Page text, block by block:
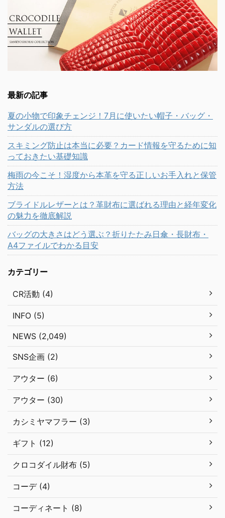
最新の記事
夏の小物で印象チェンジ！7月に使いたい帽子・バッグ・
サンダルの選び方
スキミング防止は本当に必要？カード情報を守るために知
っておきたい基礎知識
梅雨の今こそ！湿度から本革を守る正しいお手入れと保管
方法
ブライドルレザーとは？革財布に選ばれる理由と経年変化
の魅力を徹底解説
バッグの大きさはどう選ぶ？折りたたみ日傘・長財布・
A4ファイルでわかる目安
カテゴリー
CR活動 (4)
INFO (5)
NEWS (2,049)
SNS企画 (2)
アウター (6)
アウター (30)
カシミヤマフラー (3)
ギフト (12)
クロコダイル財布 (5)
コーデ (4)
コーディネート (8)